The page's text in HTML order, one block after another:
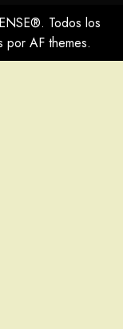
Todos los
por AF themes.